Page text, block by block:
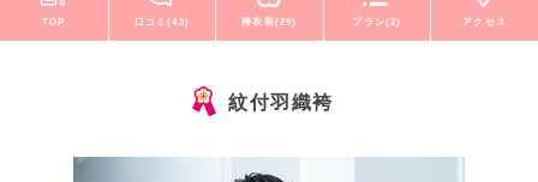
TOP 口コミ(43) 袴衣装(29) プラン(2) アクセス
紋付羽織袴